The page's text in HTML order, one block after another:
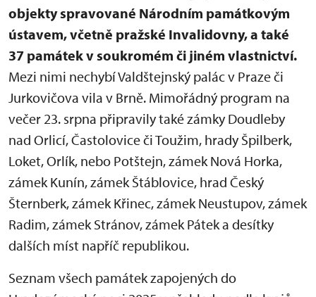
objekty spravované Národním památkovým
ústavem, včetně pražské Invalidovny, a také
37 památek v soukromém či jiném vlastnictví.
Mezi nimi nechybí Valdštejnský palác v Praze či
Jurkovičova vila v Brně. Mimořádný program na
večer 23. srpna připravily také zámky Doudleby
nad Orlicí, Častolovice či Toužim, hrady Špilberk,
Loket, Orlík, nebo Potštejn, zámek Nová Horka,
zámek Kunín, zámek Štáblovice, hrad Český
Šternberk, zámek Křinec, zámek Neustupov, zámek
Radim, zámek Stránov, zámek Pátek a desítky
dalších míst napříč republikou.
Seznam všech památek zapojených do